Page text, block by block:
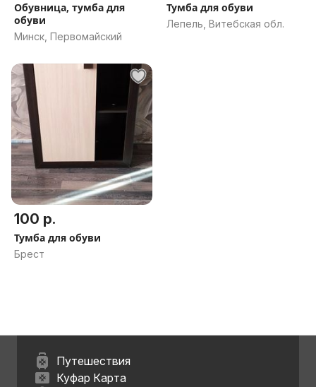
Обувница, тумба для
обуви
Минск, Первомайский
Тумба для обуви
Лепель, Витебская обл.
100 р.
Тумба для обуви
Брест
Путешествия
Куфар Карта